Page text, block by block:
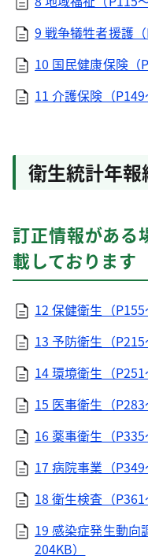
9 戦争犠牲者援護
10 国民健康保険（
11 介護保険（P149
衛生統計年報
訂正情報がある
載しております
12 保健衛生（P155
13 予防衛生（P215
14 環境衛生（P251
15 医事衛生（P283
16 薬事衛生（P335
17 病院事業（P349
18 衛生検査（P361
19 感染症発生動向
204KB）